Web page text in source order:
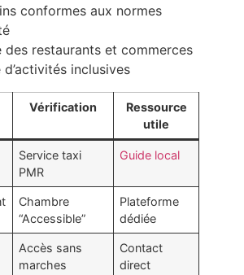
conformes aux normes
des restaurants et commerces
inclusives
Vérification
Ressource
utile
Service taxi
PMR
Guide local
Chambre
“Accessible”
Plateforme
dédiée
Accès sans
marches
Contact
direct